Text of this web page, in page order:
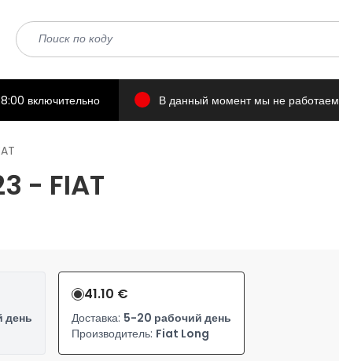
включительно В данный момент мы не работаем
- FIAT
день
41.10 €
Доставка: 5-20 рабочий день
Производитель: Fiat Long